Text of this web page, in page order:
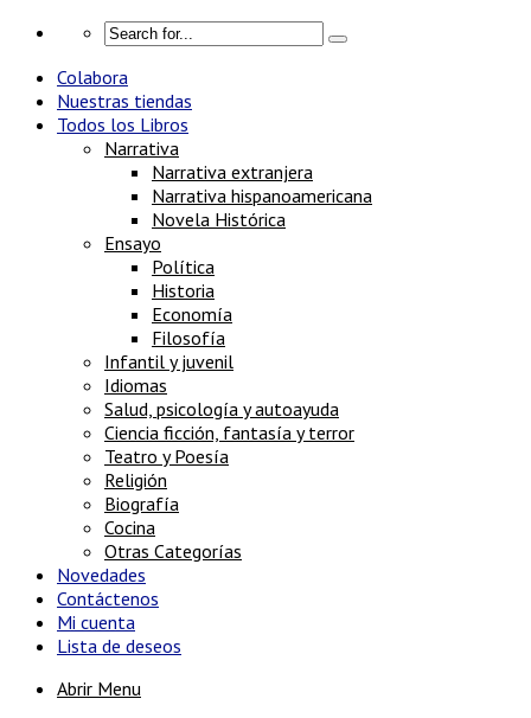
Colabora
Nuestras tiendas
Todos los Libros
Narrativa
Narrativa extranjera
Narrativa hispanoamericana
Novela Histórica
Ensayo
Política
Historia
Economía
Filosofía
Infantil y juvenil
Idiomas
Salud, psicología y autoayuda
Ciencia ficción, fantasía y terror
Teatro y Poesía
Religión
Biografía
Cocina
Otras Categorías
Novedades
Contáctenos
Mi cuenta
Lista de deseos
Abrir Menu